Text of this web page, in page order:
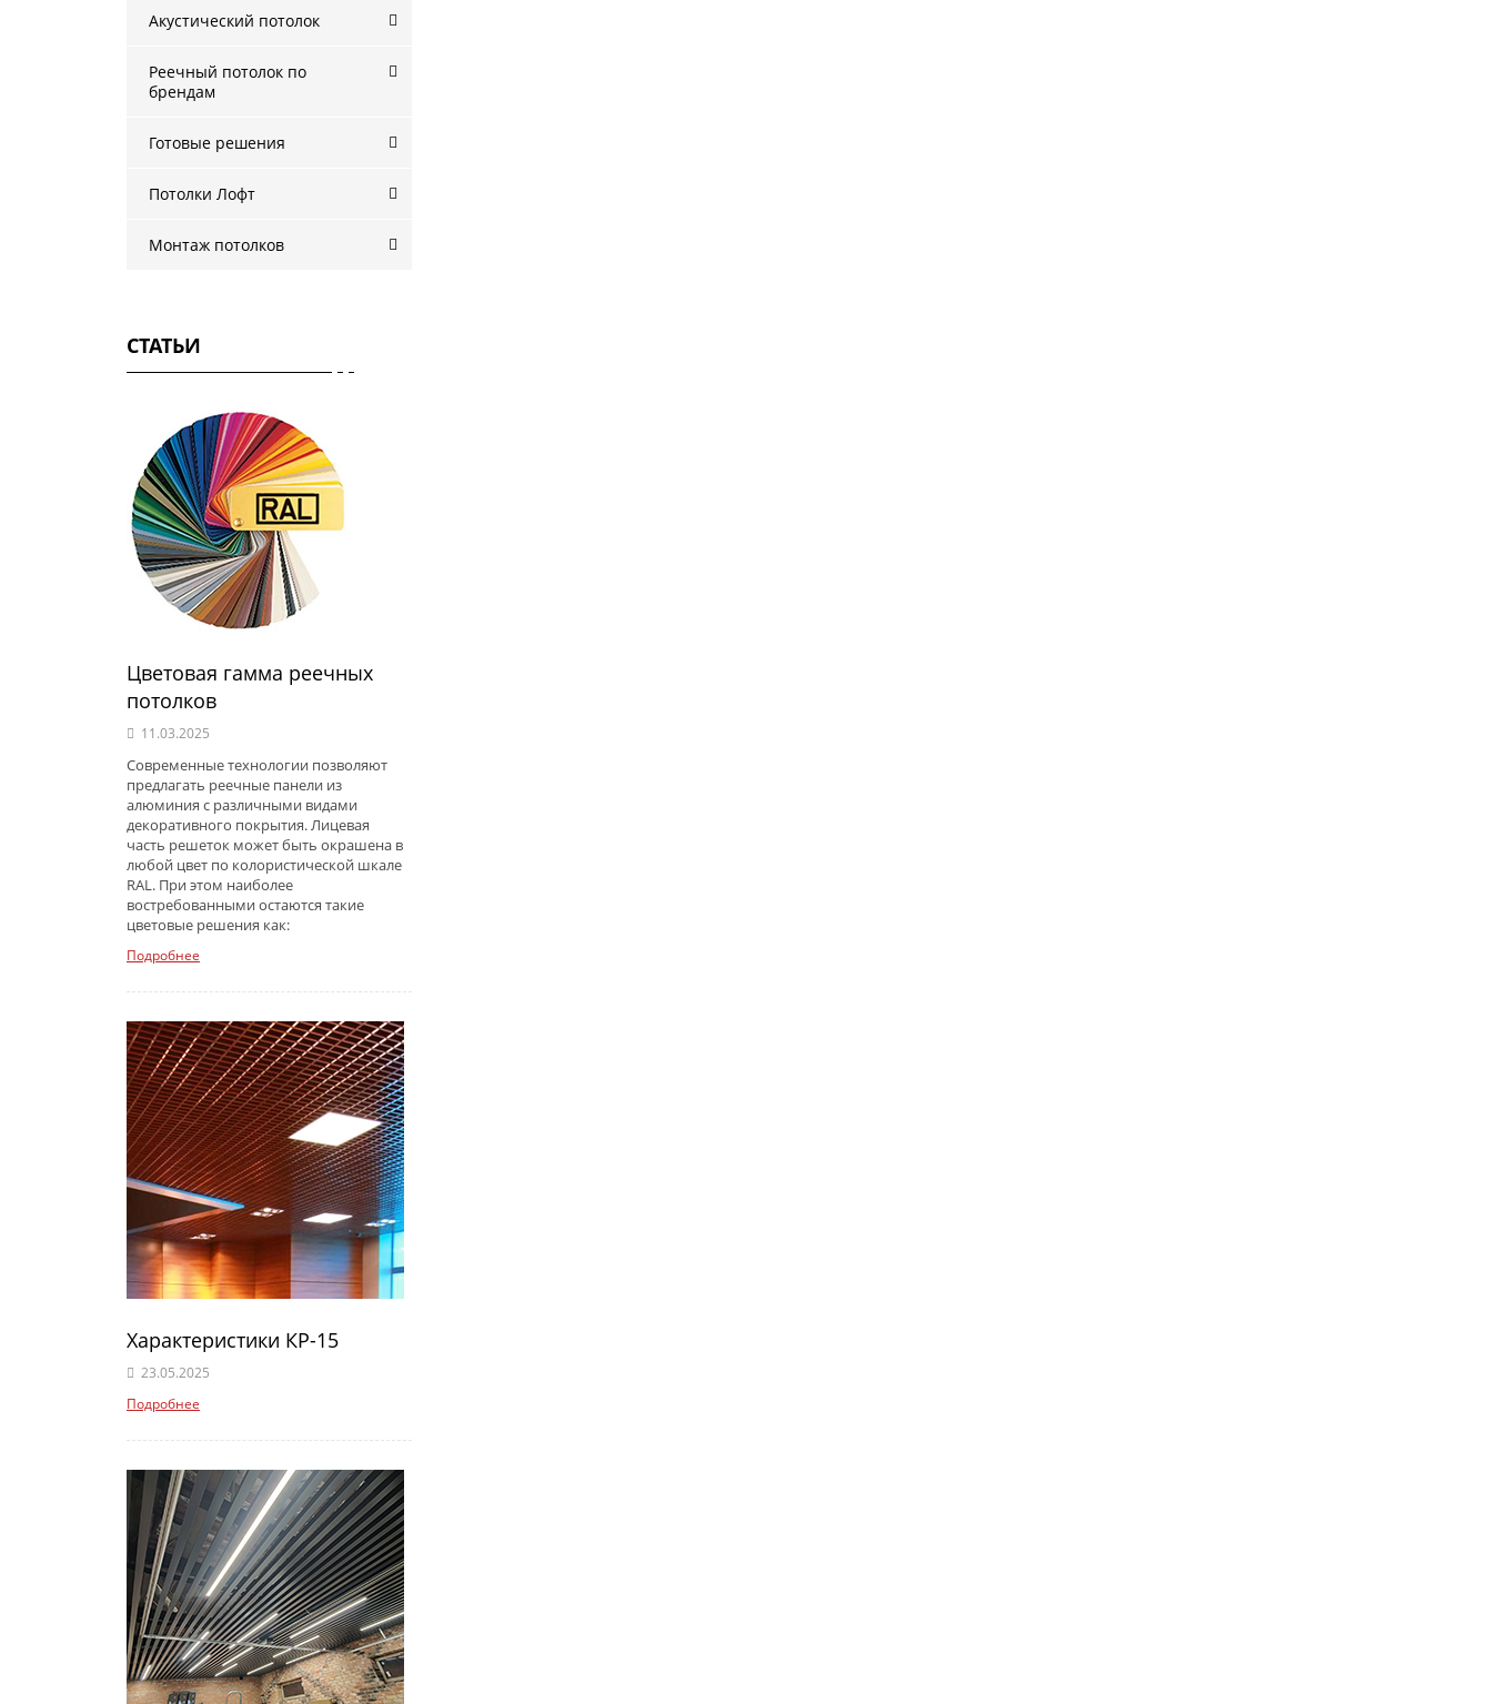
Акустический потолок
Реечный потолок по
брендам
Готовые решения
Потолки Лофт
Монтаж потолков
СТАТЬИ
Цветовая гамма реечных
потолков
11.03.2025
Современные технологии позволяют
предлагать реечные панели из
алюминия с различными видами
декоративного покрытия. Лицевая
часть решеток может быть окрашена в
любой цвет по колористической шкале
RAL. При этом наиболее
востребованными остаются такие
цветовые решения как:
Подробнее
Характеристики КР-15
23.05.2025
Подробнее